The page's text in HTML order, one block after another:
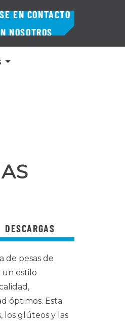
EN CONTACTO
NOSOTROS
DESCARGAS
de pesas de
un estilo
óptimos. Esta
los glúteos y las